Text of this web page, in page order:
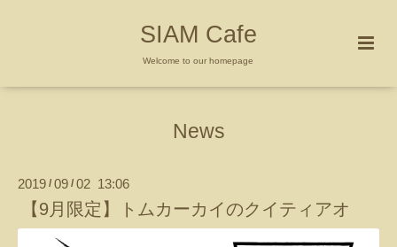
SIAM Cafe
Welcome to our homepage
News
2019 / 09 / 02 13:06
【9月限定】トムカーカイのクイティアオ